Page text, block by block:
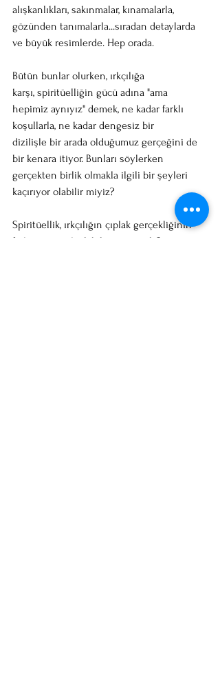
alışkanlıkları, sakınmalar, kınamalarla,
gözünden tanımalarla...sıradan detaylarda
ve büyük resimlerde. Hep orada.
Bütün bunlar olurken, ırkçılığa
karşı, spiritüelliğin gücü adına "ama
hepimiz aynıyız" demek, ne kadar farklı
koşullarla, ne kadar dengesiz bir
dizilişle bir arada olduğumuz gerçeğini de
bir kenara itiyor. Bunları söylerken
gerçekten birlik olmakla ilgili bir şeyleri
kaçırıyor olabilir miyiz?
Spiritüellik, ırkçılığın çıplak gerçekliğinin
farkına varmak olabilir mi mesela?